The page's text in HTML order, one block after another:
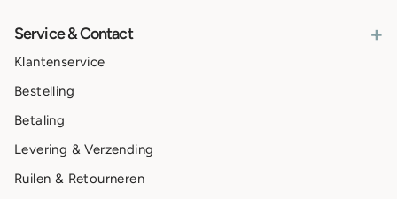
Service & Contact +
Klantenservice
Bestelling
Betaling
Levering & Verzending
Ruilen & Retourneren